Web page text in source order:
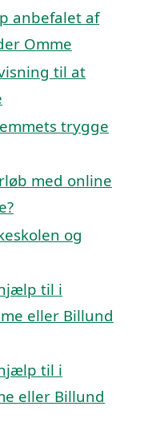
anbefalet af
Omme
til at
trygge
med online
og
til i
eller Billund
til i
eller Billund